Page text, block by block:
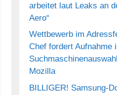
arbeitet laut Leaks an
Aero“
Wettbewerb im
Chef fordert Aufnahme
Mozilla
BILLIGER! Samsung-